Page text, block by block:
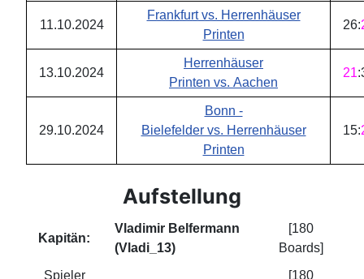
11.10.2024
Frankfurt vs. Herrenhäuser
Printen
26:
13.10.2024
Herrenhäuser
Printen vs. Aachen
21:
29.10.2024
Bonn -
Bielefelder vs. Herrenhäuser
Printen
15:
Aufstellung
Kapitän:
Vladimir Belfermann
(Vladi_13)
[180
Boards]
Spieler
[180